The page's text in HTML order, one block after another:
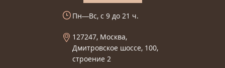
Пн—Вс, с 9 до 21 ч.
127247, Москва,
Дмитровское шоссе, 100,
строение 2